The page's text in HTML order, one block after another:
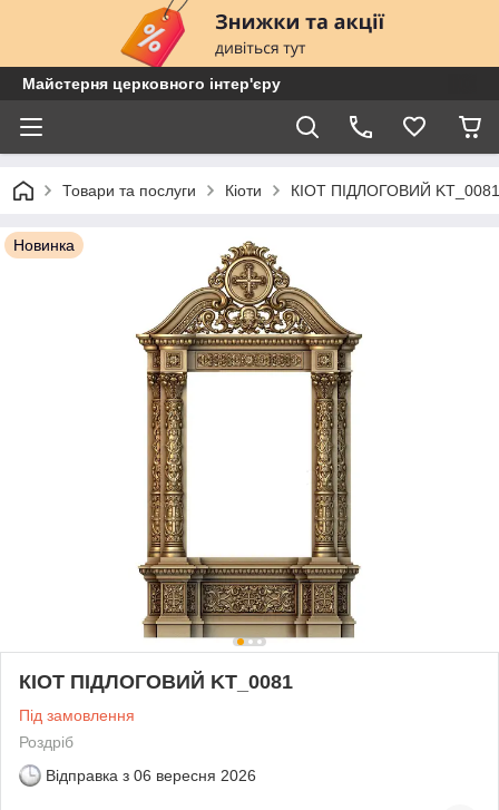
Майстерня церковного інтер'єру
Товари та послуги Кіоти КІОТ ПІДЛОГОВИЙ KT_0081
Новинка
КІОТ ПІДЛОГОВИЙ KT_0081
Під замовлення
Роздріб
Відправка з 06 вересня 2026